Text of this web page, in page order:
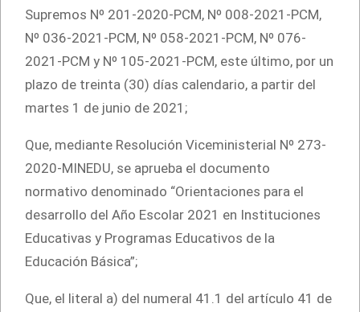
Supremos Nº 201-2020-PCM, Nº 008-2021-PCM,
Nº 036-2021-PCM, Nº 058-2021-PCM, Nº 076-
2021-PCM y Nº 105-2021-PCM, este último, por un
plazo de treinta (30) días calendario, a partir del
martes 1 de junio de 2021;
Que, mediante Resolución Viceministerial Nº 273-
2020-MINEDU, se aprueba el documento
normativo denominado “Orientaciones para el
desarrollo del Año Escolar 2021 en Instituciones
Educativas y Programas Educativos de la
Educación Básica”;
Que, el literal a) del numeral 41.1 del artículo 41 de